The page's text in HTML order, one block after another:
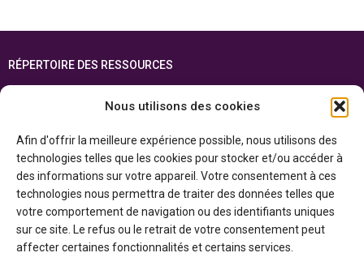
Nous utilisons des cookies
Afin d'offrir la meilleure expérience possible, nous utilisons des
technologies telles que les cookies pour stocker et/ou accéder à
des informations sur votre appareil. Votre consentement à ces
technologies nous permettra de traiter des données telles que
votre comportement de navigation ou des identifiants uniques
sur ce site. Le refus ou le retrait de votre consentement peut
affecter certaines fonctionnalités et certains services.
RÉPERTOIRE DES RESSOURCES
ENGLISH
Cette ressource est réalisée grâce au soutien financier du gouvernement de
l’Ontario et du gouvernement duCanada par l’entremise du ministère du
Patrimoine canadien